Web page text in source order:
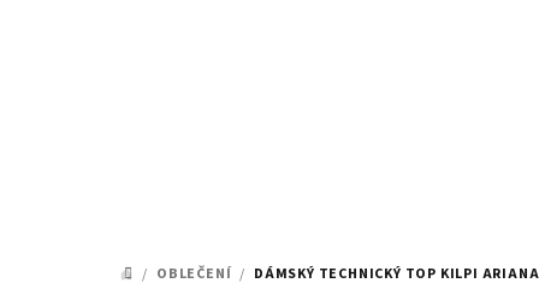
/ OBLEČENÍ / DÁMSKÝ TECHNICKÝ TOP KILPI